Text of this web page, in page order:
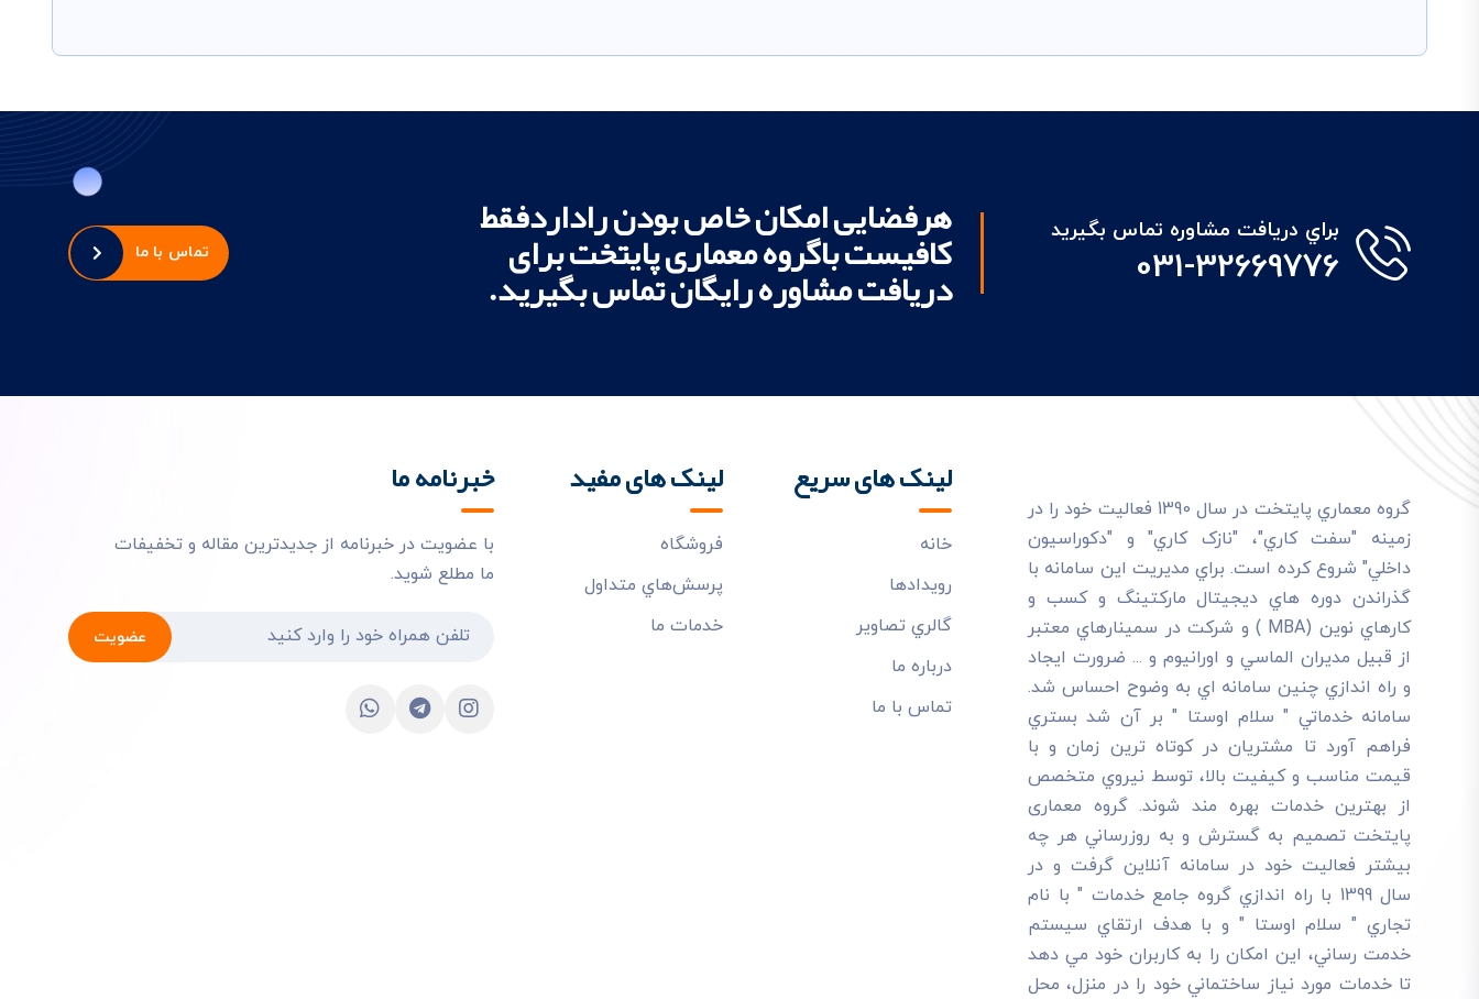
براي دريافت مشاوره تماس بگيريد
031-32669776
هرفضایی امکان خاص بودن راداردفقط
کافیست باگروه معماری پایتخت برای
دریافت مشاوره رایگان تماس بگیرید.
تماس با ما
گروه معماري پايتخت در سال 1390 فعاليت خود را در
زمينه "سفت کاري"، "نازک کاري" و "دکوراسيون
داخلي" شروع کرده است. براي مديريت اين سامانه با
گذراندن دوره هاي ديجيتال مارکتينگ و کسب و
کارهاي نوين (MBA ) و شرکت در سمينارهاي معتبر
از قبيل مديران الماسي و اورانيوم و ... ضرورت ايجاد
و راه اندازي چنين سامانه اي به وضوح احساس شد.
سامانه خدماتي " سلام اوستا " بر آن شد بستري
فراهم آورد تا مشتريان در کوتاه ترين زمان و با
قيمت مناسب و کيفيت بالا، توسط نيروي متخصص
از بهترين خدمات بهره مند شوند. گروه معماری
پایتخت تصميم به گسترش و به روزرساني هر چه
بيشتر فعاليت خود در سامانه آنلاين گرفت و در
سال 1399 با راه اندازي گروه جامع خدمات " با نام
تجاري " سلام اوستا " و با هدف ارتقاي سيستم
خدمت رساني، اين امکان را به کاربران خود مي دهد
تا خدمات مورد نياز ساختماني خود را در منزل، محل
لینک های سریع
خانه
رويدادها
گالري تصاوير
درباره ما
تماس با ما
لینک های مفید
فروشگاه
پرسش‌هاي متداول
خدمات ما
خبرنامه ما
با عضویت در خبرنامه از جدیدترین مقاله و تخفیفات
ما مطلع شوید.
عضویت